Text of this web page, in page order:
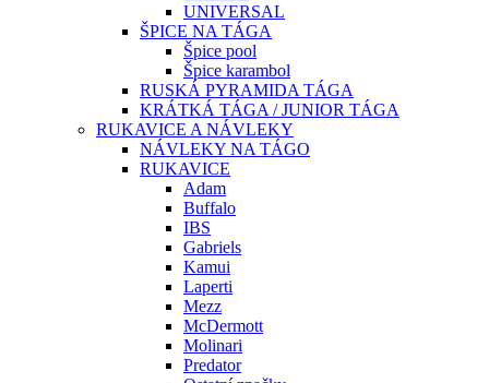
UNIVERSAL
ŠPICE NA TÁGA
Špice pool
Špice karambol
RUSKÁ PYRAMIDA TÁGA
KRÁTKÁ TÁGA / JUNIOR TÁGA
RUKAVICE A NÁVLEKY
NÁVLEKY NA TÁGO
RUKAVICE
Adam
Buffalo
IBS
Gabriels
Kamui
Laperti
Mezz
McDermott
Molinari
Predator